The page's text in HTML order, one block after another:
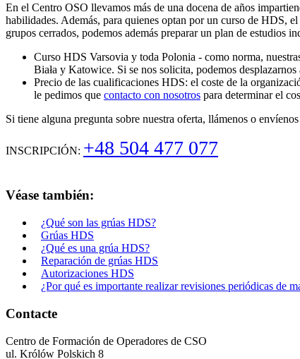
En el Centro OSO llevamos más de una docena de años
habilidades. Además, para quienes optan por un curso de HDS,
grupos cerrados, podemos además preparar un plan de estudios
Curso HDS Varsovia y toda Polonia - como norma,
Biała y Katowice. Si se nos solicita, podemos
Precio de las cualificaciones HDS: el coste de la
le pedimos que contacto con nosotros para determinar el
Si tiene alguna pregunta sobre nuestra oferta, llámenos o
INSCRIPCIÓN: +48 504 477 077
Véase también:
¿Qué son las grúas HDS?
Grúas HDS
¿Qué es una grúa HDS?
Reparación de grúas HDS
Autorizaciones HDS
¿Por qué es importante realizar revisiones periódicas de
Contacte
Centro de Formación de Operadores de CSO
ul. Królów Polskich 8